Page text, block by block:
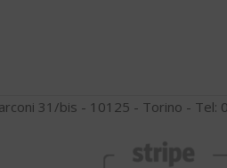
31/bis - 10125 - Torino -